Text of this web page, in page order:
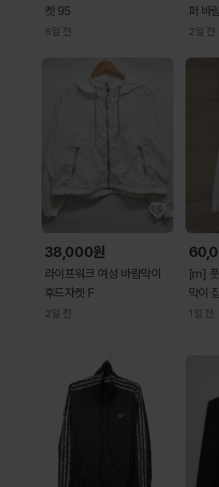
켓 95
6일 전
퍼 바
2일 전
38,000원
라이프워크 여성 바람막이
후드자켓 F
2일 전
[m]
막이
1일 전